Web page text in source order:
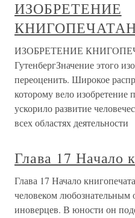
ИЗОБРЕТЕНИЕ
ИЗОБРЕТЕНИЕ
ГутенбергЗначение этого
переоценить. Широкое
которому вело
ускорило развитие
всех областях деятельности
Глава 17 Начало
Глава 17 Начало
человеком
иноверцев. В юности он